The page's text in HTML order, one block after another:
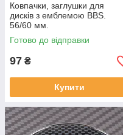
Ковпачки, заглушки для
дисків з емблемою BBS.
56/60 мм.
Готово до відправки
97 ₴
Купити